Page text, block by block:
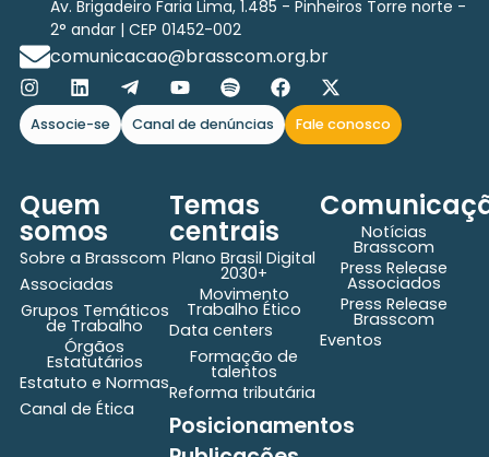
Av. Brigadeiro Faria Lima, 1.485 - Pinheiros Torre norte -
2° andar | CEP 01452-002
comunicacao@brasscom.org.br
Associe-se Canal de denúncias Fale conosco
Quem
somos
Sobre a Brasscom
Associadas
Grupos Temáticos
de Trabalho
Órgãos
Estatutários
Estatuto e Normas
Canal de Ética
Temas
centrais
Plano Brasil Digital
2030+
Movimento
Trabalho Ético
Data centers
Formação de
talentos
Reforma tributária
Posicionamentos
Notícias
Brasscom
Press Release
Associados
Press Release
Brasscom
Eventos